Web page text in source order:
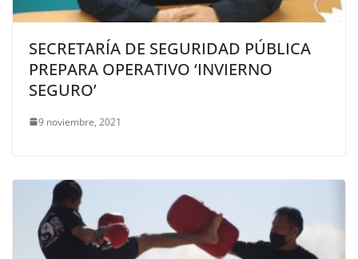
SECRETARÍA DE SEGURIDAD PÚBLICA
PREPARA OPERATIVO ‘INVIERNO
SEGURO’
9 noviembre, 2021